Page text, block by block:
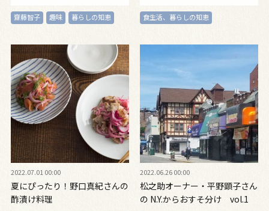
齋藤智子 趣味 暮らしの知恵 食生活、暮らしの知恵
2022.07.01 00:00
夏にぴったり！野口真紀さんの
酢漬け料理
2022.06.26 00:00
松之助オーナー・平野顕子さん
の N.Y.からおすそ分け vol.1